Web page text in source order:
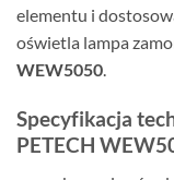
elementu i
oświetla lampa
WEW5050.
Specyfikacja
PETECH